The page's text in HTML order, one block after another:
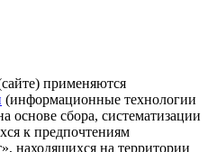
применяются
(информационные технологии
основе сбора, систематизации
к предпочтениям
находящихся на территории